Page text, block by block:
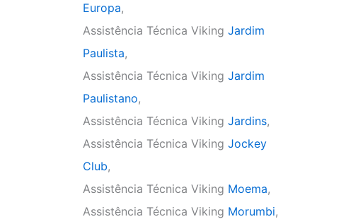
Europa,
Assistência Técnica Viking Jardim
Paulista,
Assistência Técnica Viking Jardim
Paulistano,
Assistência Técnica Viking Jardins,
Assistência Técnica Viking Jockey
Club,
Assistência Técnica Viking Moema,
Assistência Técnica Viking Morumbi,